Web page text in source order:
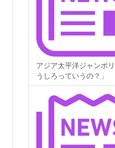
アジア太平洋ジャンボ
うしろっていうの？」